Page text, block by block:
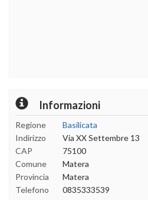
Informazioni
Regione
Basilicata
Indirizzo
Via XX Settembre 13
CAP
75100
Comune
Matera
Provincia
Matera
Telefono
0835333539